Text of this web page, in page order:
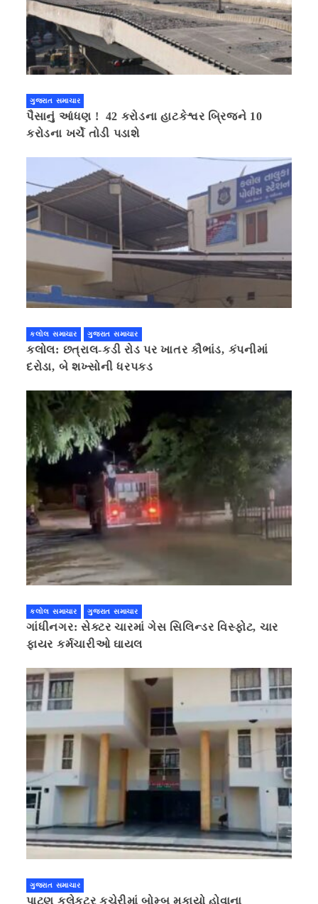
ગુજરાત સમાચાર
પૈસાનું આંધણ ! 42 કરોડના હાટકેશ્વર બ્રિજને 10
કરોડના ખર્ચે તોડી પડાશે
કલોલ સમાચાર ગુજરાત સમાચાર
કલોલ: છત્રાલ-કડી રોડ પર ખાતર કૌભાંડ, કંપનીમાં
દરોડા, બે શખ્સોની ધરપકડ
કલોલ સમાચાર ગુજરાત સમાચાર
ગાંધીનગર: સેક્ટર ચારમાં ગેસ સિલિન્ડર વિસ્ફોટ, ચાર
ફાયર કર્મચારીઓ ઘાયલ
ગુજરાત સમાચાર
પાટણ કલેકટર કચેરીમાં બોમ્બ મુકાયો હોવાના